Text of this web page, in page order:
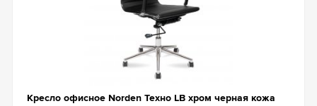
Кресло офисное Norden Техно LB хром черная кожа